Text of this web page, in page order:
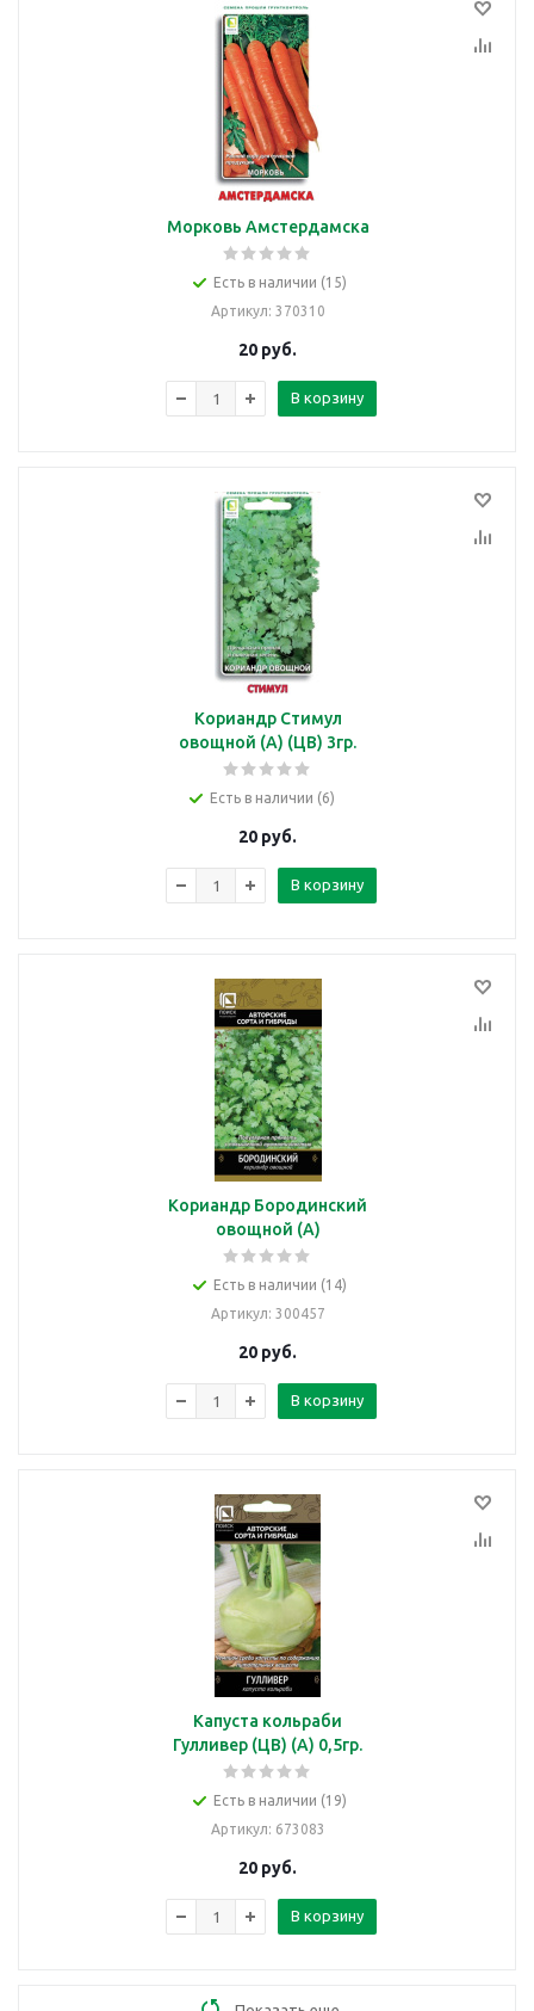
Морковь Амстердамска
Есть в наличии (15)
Артикул: 370310
20 руб.
В корзину
Кориандр Стимул
овощной (А) (ЦВ) 3гр.
Есть в наличии (6)
20 руб.
В корзину
Кориандр Бородинский
овощной (А)
Есть в наличии (14)
Артикул: 300457
20 руб.
В корзину
Капуста кольраби
Гулливер (ЦВ) (А) 0,5гр.
Есть в наличии (19)
Артикул: 673083
20 руб.
В корзину